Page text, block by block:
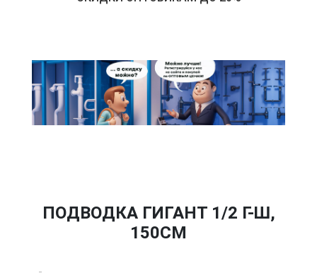
ПОДВОДКА ГИГАНТ 1/2 Г-Ш,
150СМ